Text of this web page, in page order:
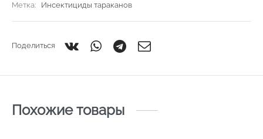
Метка:
Инсектициды тараканов
Поделиться
Похожие товары